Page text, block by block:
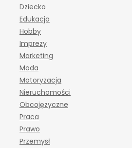
Dziecko
Edukacja
Hobby
Imprezy
Marketing
Moda
Motoryzacja
Nieruchomości
Obcojęzyczne
Praca
Prawo
Przemysł